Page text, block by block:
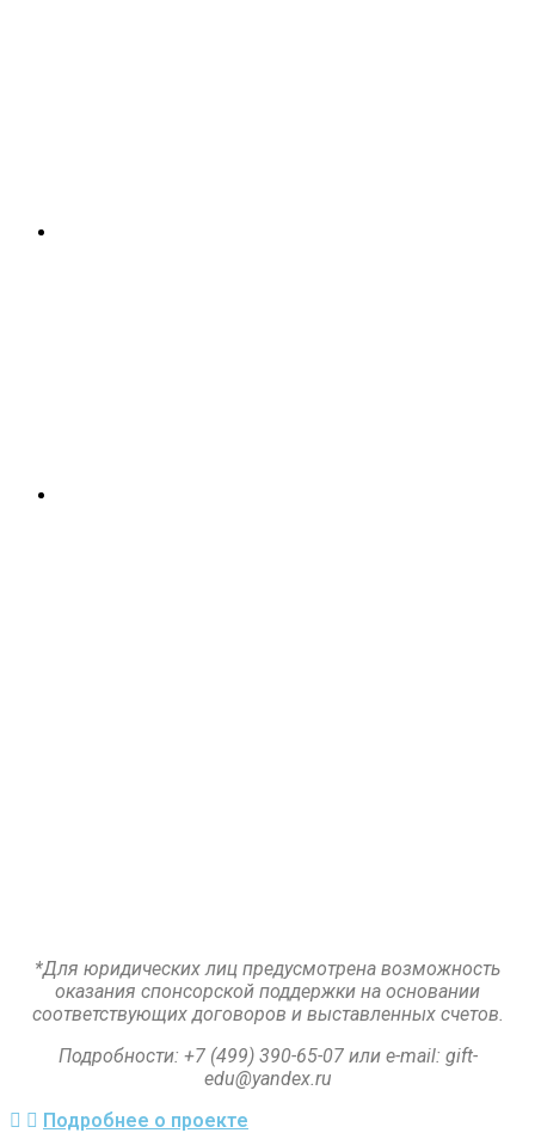
*Для юридических лиц предусмотрена возможность
оказания спонсорской поддержки на основании
соответствующих договоров и выставленных счетов.
Подробности: +7 (499) 390-65-07 или e-mail: gift-
edu@yandex.ru
Подробнее о проекте